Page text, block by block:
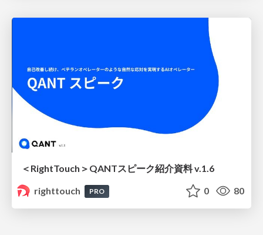
＜RightTouch＞QANTスピーク紹介資料 v.1.6
righttouch
PRO 0 80